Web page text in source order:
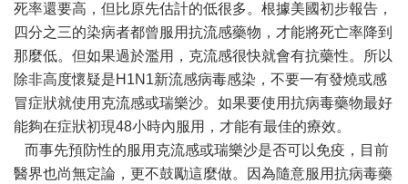
死率還要高，但比原先估計的低很多。根據美國初步報告，
四分之三的染病者都曾服用抗流感藥物，才能將死亡率降到
那麼低。但如果過於濫用，克流感很快就會有抗藥性。所以
除非高度懷疑是H1N1新流感病毒感染，不要一有發燒或感
冒症狀就使用克流感或瑞樂沙。如果要使用抗病毒藥物最好
能夠在症狀初現48小時內服用，才能有最佳的療效。
而事先預防性的服用克流感或瑞樂沙是否可以免疫，目前
醫界也尚無定論，更不鼓勵這麼做。因為隨意服用抗病毒藥